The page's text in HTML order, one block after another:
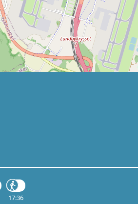
17:36